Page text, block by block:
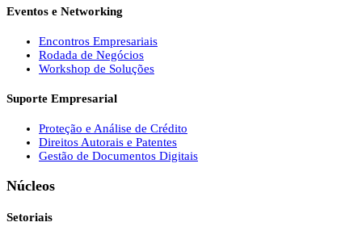
Eventos e Networking
Encontros Empresariais
Rodada de Negócios
Workshop de Soluções
Suporte Empresarial
Proteção e Análise de Crédito
Direitos Autorais e Patentes
Gestão de Documentos Digitais
Núcleos
Setoriais